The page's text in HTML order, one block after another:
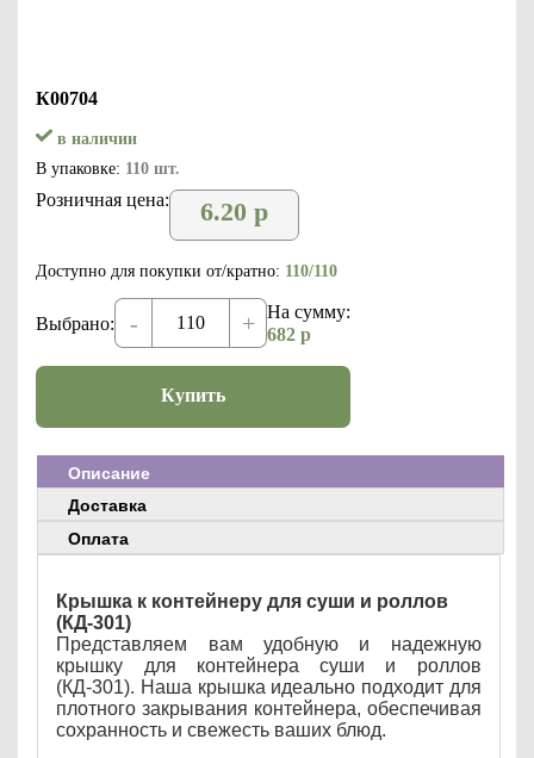
К00704
в наличии
В упаковке: 110 шт.
Розничная цена: 6.20 р
Доступно для покупки от/кратно: 110/110
Выбрано: - +
На сумму:
682 р
Купить
Описание
Доставка
Оплата
Крышка к контейнеру для суши и роллов
(КД-301)
Представляем вам удобную и надежную
крышку для контейнера суши и роллов
(КД-301). Наша крышка идеально подходит для
плотного закрывания контейнера, обеспечивая
сохранность и свежесть ваших блюд.